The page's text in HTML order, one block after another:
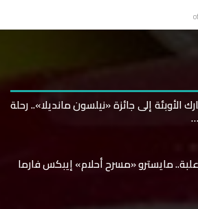
الأوبئة إلى جائزة «نيلسون مانديلا».. رحلة
مايسترو «مسرح أحلام» إيبكس فارما